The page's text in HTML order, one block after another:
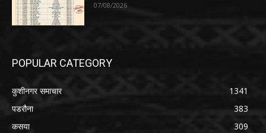
07/08/2026
POPULAR CATEGORY
कुशीनगर समाचार
1341
पडरौना
383
कसया
309